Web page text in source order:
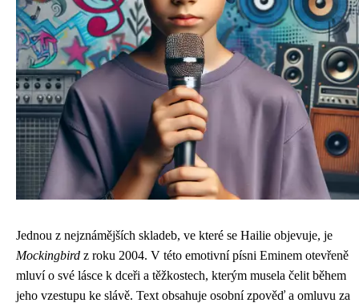
Jednou z nejznámějších skladeb, ve které se Hailie objevuje, je
Mockingbird z roku 2004. V této emotivní písni Eminem otevřeně
mluví o své lásce k dceři a těžkostech, kterým musela čelit během
jeho vzestupu ke slávě. Text obsahuje osobní zpověď a omluvu za